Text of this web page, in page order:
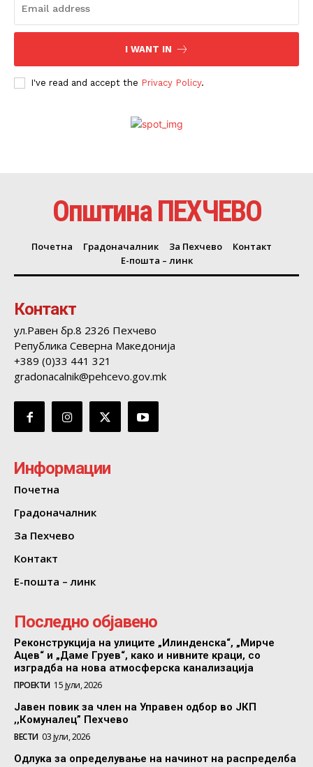
I WANT IN
I've read and accept the Privacy Policy.
Општина ПЕХЧЕВО
Почетна Градоначалник За Пехчево
Контакт
Е-пошта – линк
Контакт
ул.Равен бр.8 2326 Пехчево
Република Северна Македонија
+389 (0)33 441 321
gradonacalnik@pehcevo.gov.mk
Информации
Почетна
Градоначалник
За Пехчево
Контакт
Е-пошта – линк
Последно објавено
Реконструкција на улиците „Илинденска“, „Мирче
Ацев“ и „Даме Груев“, како и нивните краци, со
изградба на нова атмосферска канализација
ПРОЕКТИ 15 јули, 2026
Јавен повик за член на Управен одбор во ЈКП
,,Комуналец” Пехчево
ВЕСТИ 03 јули, 2026
Одлука за определување на начинот на распределба